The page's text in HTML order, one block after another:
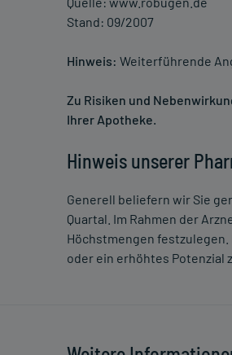
Stand: 09/2007
Hinweis: Weiterführende
Zu Risiken und
Ihrer Apotheke.
Hinweis unserer
Generell beliefern wir Sie
Quartal. Im Rahmen der
Höchstmengen
oder ein erhöhtes Potenzial